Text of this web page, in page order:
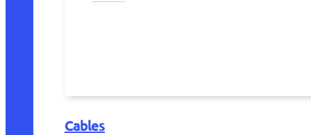
Cables